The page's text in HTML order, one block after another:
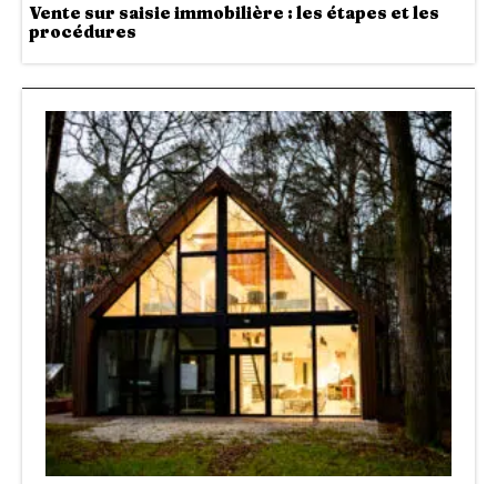
Vente sur saisie immobilière : les étapes et les
procédures